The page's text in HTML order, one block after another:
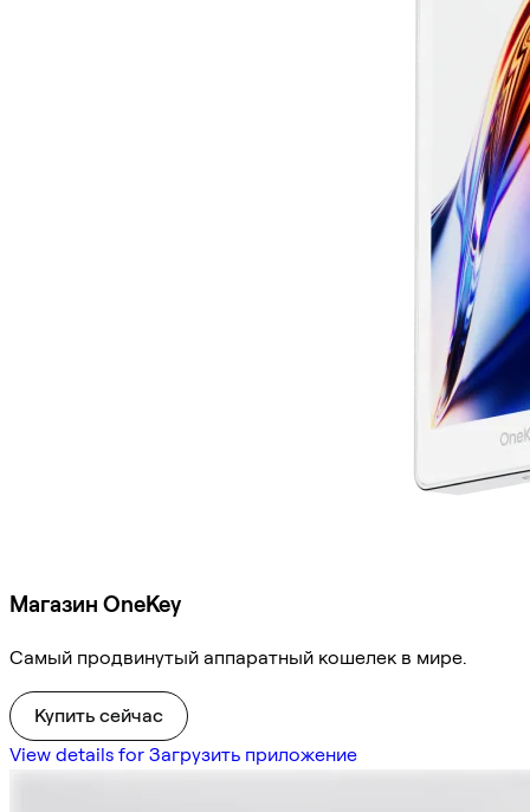
Магазин OneKey
Самый продвинутый аппаратный кошелек в мире.
Купить сейчас
View details for Загрузить приложение